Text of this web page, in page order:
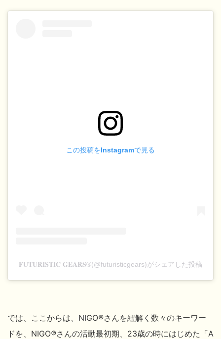
この投稿をInstagramで見る
𝐅𝐔𝐓𝐔𝐑𝐈𝐒𝐓𝐈𝐂 𝐆𝐄𝐀𝐑𝐒®(@futuristicgears)がシェアした投稿
では、ここからは、NIGO®さんを紐解く数々のキーワー
ドを、NIGO®さんの活動最初期、23歳の時にはじめた「A